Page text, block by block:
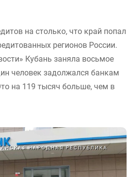
на столько, что край попал
регионов России.
Кубань заняла восьмое
человек задолжался банкам
на 119 тысяч больше, чем в
НАРОДНАЯ РЕСПУБЛИКА